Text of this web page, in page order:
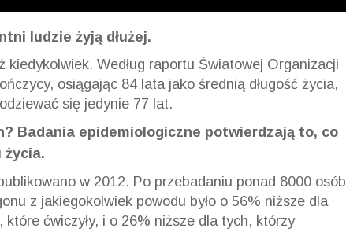
ludzie żyją dłużej.
kiedykolwiek. Według raportu Światowej Organizacji
osiągając 84 lata jako średnią długość życia,
się jedynie 77 lat.
Badania epidemiologiczne potwierdzają to, co
w 2012. Po przebadaniu ponad 8000 osób
z jakiegokolwiek powodu było o 56% niższe dla
ćwiczyły, i o 26% niższe dla tych, którzy